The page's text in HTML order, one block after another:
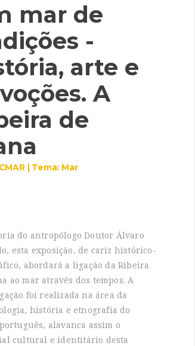
mar de
-
arte e
A
de
| Tema: Mar
do antropólogo Doutor Álvaro
esta exposição, de cariz histórico-
abordará a ligação da Ribeira
ao mar através dos tempos. A
foi realizada na área da
história e etnografia do
alavanca assim o
cultural e identitário desta